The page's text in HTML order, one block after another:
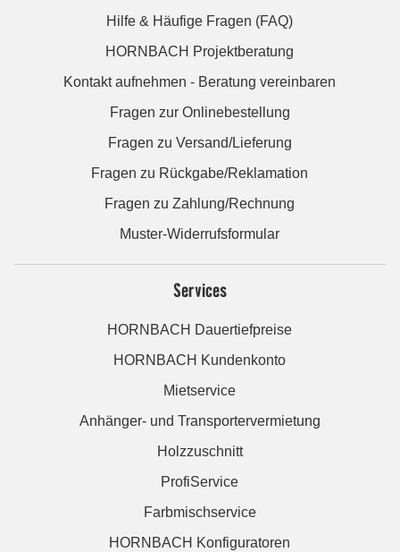
Hilfe & Häufige Fragen (FAQ)
HORNBACH Projektberatung
Kontakt aufnehmen - Beratung vereinbaren
Fragen zur Onlinebestellung
Fragen zu Versand/Lieferung
Fragen zu Rückgabe/Reklamation
Fragen zu Zahlung/Rechnung
Muster-Widerrufsformular
Services
HORNBACH Dauertiefpreise
HORNBACH Kundenkonto
Mietservice
Anhänger- und Transportervermietung
Holzzuschnitt
ProfiService
Farbmischservice
HORNBACH Konfiguratoren